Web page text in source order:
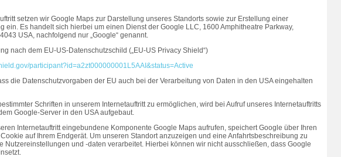
setzen wir Google Maps zur Darstellung unseres Standorts sowie zur Erstellung einer
ein. Es handelt sich hierbei um einen Dienst der Google LLC, 1600 Amphitheatre Parkway,
USA, nachfolgend nur „Google“ genannt.
nach dem EU-US-Datenschutzschild („EU-US Privacy Shield“)
participant?id=a2zt000000001L5AAI&status=Active
die Datenschutzvorgaben der EU auch bei der Verarbeitung von Daten in den USA eingehalten
Schriften in unserem Internetauftritt zu ermöglichen, wird bei Aufruf unseres Internetauftritts
Google-Server in den USA aufgebaut.
Internetauftritt eingebundene Komponente Google Maps aufrufen, speichert Google über Ihren
auf Ihrem Endgerät. Um unseren Standort anzuzeigen und eine Anfahrtsbeschreibung zu
Nutzereinstellungen und -daten verarbeitet. Hierbei können wir nicht ausschließen, dass Google